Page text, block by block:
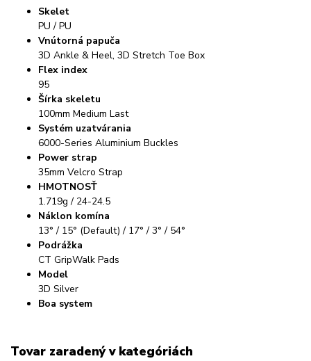
Skelet
PU / PU
Vnútorná papuča
3D Ankle & Heel, 3D Stretch Toe Box
Flex index
95
Šírka skeletu
100mm Medium Last
Systém uzatvárania
6000-Series Aluminium Buckles
Power strap
35mm Velcro Strap
HMOTNOSŤ
1.719g / 24-24.5
Náklon komína
13° / 15° (Default) / 17° / 3° / 54°
Podrážka
CT GripWalk Pads
Model
3D Silver
Boa system
Tovar zaradený v kategóriách